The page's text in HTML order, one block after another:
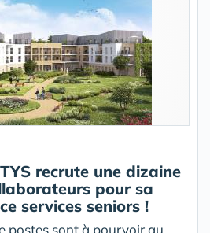
recrute une dizaine
pour sa
services seniors !